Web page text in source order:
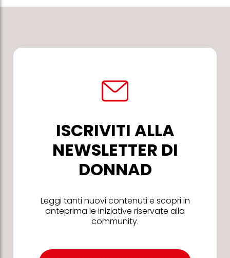
ISCRIVITI ALLA
NEWSLETTER DI
DONNAD
Leggi tanti nuovi contenuti e scopri in
anteprima le iniziative riservate alla
community.